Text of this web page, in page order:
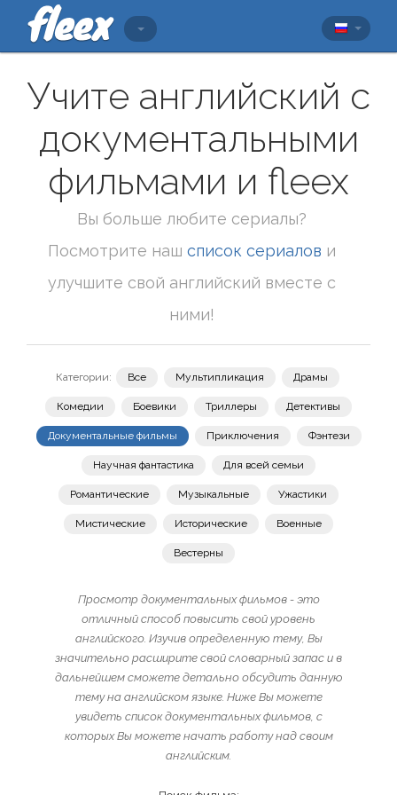
Учите английский с
документальными
фильмами и fleex
Вы больше любите сериалы?
Посмотрите наш список сериалов и
улучшите свой английский вместе с
ними!
Категории: Все Мультипликация Драмы
Комедии Боевики Триллеры Детективы
Документальные фильмы Приключения Фэнтези
Научная фантастика Для всей семьи
Романтические Музыкальные Ужастики
Мистические Исторические Военные
Вестерны
Просмотр документальных фильмов - это
отличный способ повысить свой уровень
английского. Изучив определенную тему, Вы
значительно расширите свой словарный запас и в
дальнейшем сможете детально обсудить данную
тему на английском языке. Ниже Вы можете
увидеть список документальных фильмов, с
которых Вы можете начать работу над своим
английским.